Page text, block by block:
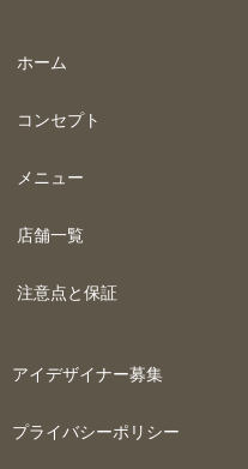
ホーム
コンセプト
メニュー
店舗一覧
注意点と保証
アイデザイナー募集
プライバシーポリシー